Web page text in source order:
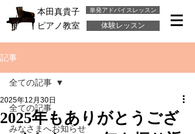
単発アドバイスレッスン
本田真貴子
ピアノ教室
体験レッスン
記事
全ての記事
みなさまへお知らせ
全ての記事
2025年もありがとうござ
2025年12月30日